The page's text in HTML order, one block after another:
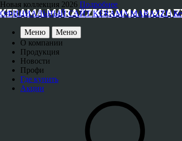
Новая коллекция 2026 Подробнее
ОФИЦИАЛЬНЫЙ САЙТ KERAMA MARAZZI |
Меню
Меню
О компании
Продукция
Новости
Профи
Где купить
Акции